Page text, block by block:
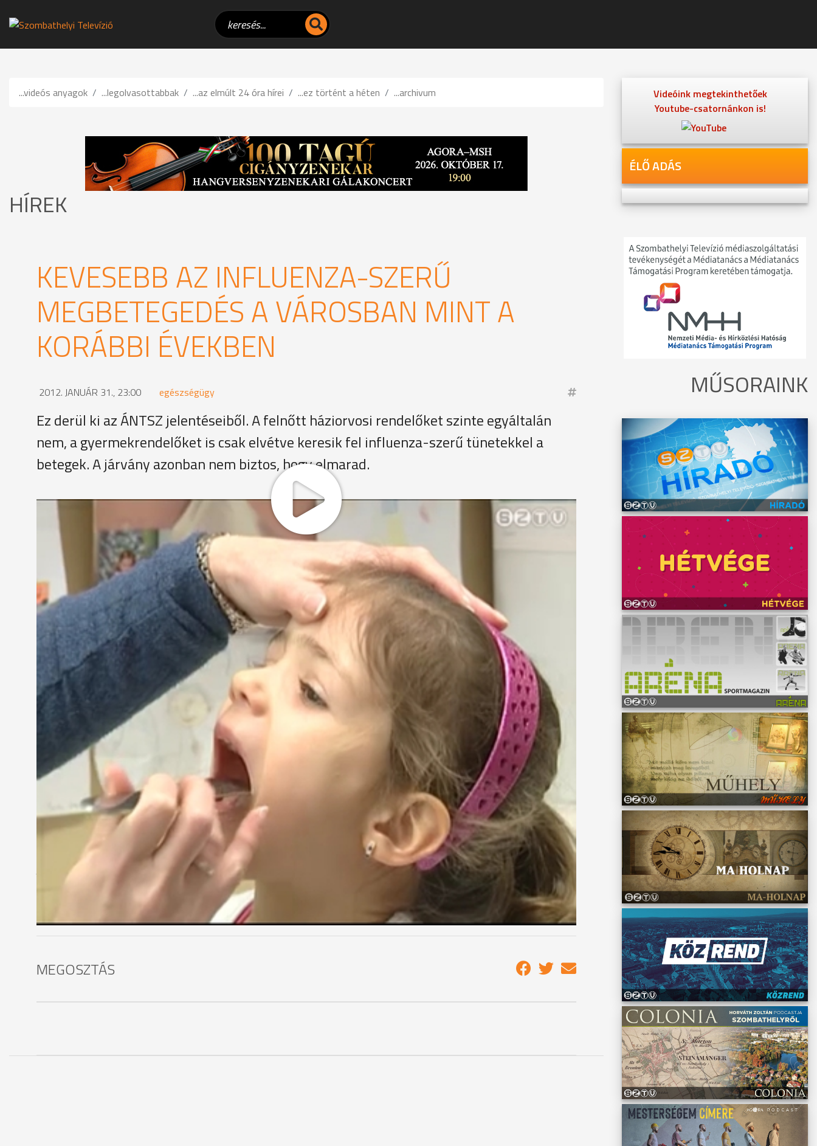
...videós anyagok ...legolvasottabbak ...az elmúlt 24 óra hírei ...ez történt a héten ...archivum
HÍREK
KEVESEBB AZ INFLUENZA-SZERŰ
MEGBETEGEDÉS A VÁROSBAN MINT A
KORÁBBI ÉVEKBEN
2012. JANUÁR 31., 23:00 egészségügy
Ez derül ki az ÁNTSZ jelentéseiből. A felnőtt háziorvosi rendelőket szinte egyáltalán
nem, a gyermekrendelőket is csak elvétve keresik fel influenza-szerű tünetekkel a
betegek. A járvány azonban nem biztos, hogy elmarad.
A Kiskar utca gyermekorvosi rendelőben ma nem volt tumultus a délelőtti órákban, a doktornőhöz mégis sorban
érkeztek a betegek.
"Köhögök és öklődök."
Aki hősiesen viselte a vizsgálatok megpróbáltatásait, jutalmul még matricát is választhatott. Itt elősorban
influenza-szerű tünetekkel jelentkeznek a gyermekek.
Dr. Elek Marianna gyermek háziorvos
"Köhögés, fejfájás, torokfájás, valakinek hasmenés is társul hozzá. Ez inkább a nagyobbakra jellemző, az iskolás
korúakra. A kisebbeknek pedig elhúzódó láz a fő tünete. Én azt gondolom, hogy ez nem influenza, influenza-szerű
tünet, és többféle vírus terjeng most a városban."
Ezek főleg légúti vírusok, illetve calici vírusok.
Az elmúlt években az influenzás megbetegedések január harmadik, negyedik hetében érték el a csúcspontot, ami
azonban az idén még várat magára. A tisztiorvosi szolgálathoz beérkezett adatok szerint eddig a betegek csupán 1
százalékánál találtak influenza tüneteket a háziorvosok.
Dr. Stánitz Éva megyei tiszti főorvos, Kormányhivatal
"A környező országokban mindenütt elérte a járványos mértéket a megbetegedési szám, nálunk ez még közel sem.
Hát előbb-utóbb elméletileg ideér. Ez a hideg időjárás is gyengíti az immunrendszert, tehát számítani lehet
járványra."
Mivel a hideg időjárás miatt jelentősen legyengül az immunrendszer a szakemberek azt javasolják, fokozottabban
figyeljünk egészségünkre. Érdemes rétegesen öltözködni, rendszeresen étkezni és meleg italt fogyasztani.
MEGOSZTÁS
Videóink megtekinthetőek
Youtube-csatornánkon is!
ÉLŐ ADÁS
MŰSORAINK